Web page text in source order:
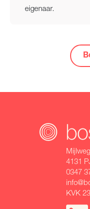
eigenaar.
4131
0347
KVK